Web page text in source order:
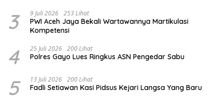
3 9 Juli 2026 253 Lihat
PWI Aceh Jaya Bekali Wartawannya Martikulasi
Kompetensi
4 25 Juli 2026 200 Lihat
Polres Gayo Lues Ringkus ASN Pengedar Sabu
5 13 Juli 2026 200 Lihat
Fadli Setiawan Kasi Pidsus Kejari Langsa Yang Baru